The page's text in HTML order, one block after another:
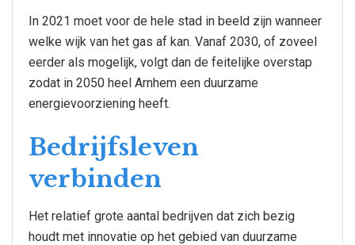
In 2021 moet voor de hele stad in beeld zijn wanneer
welke wijk van het gas af kan. Vanaf 2030, of zoveel
eerder als mogelijk, volgt dan de feitelijke overstap
zodat in 2050 heel Arnhem een duurzame
energievoorziening heeft.
Bedrijfsleven
verbinden
Het relatief grote aantal bedrijven dat zich bezig
houdt met innovatie op het gebied van duurzame